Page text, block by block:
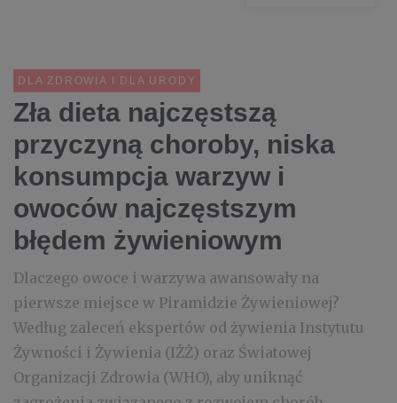
DLA ZDROWIA I DLA URODY
Zła dieta najczęstszą
przyczyną choroby, niska
konsumpcja warzyw i
owoców najczęstszym
błędem żywieniowym
Dlaczego owoce i warzywa awansowały na
pierwsze miejsce w Piramidzie Żywieniowej?
Według zaleceń ekspertów od żywienia Instytutu
Żywności i Żywienia (IŻŻ) oraz Światowej
Organizacji Zdrowia (WHO), aby uniknąć